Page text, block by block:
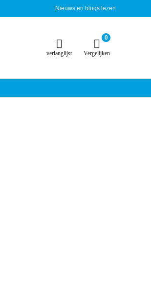
Nieuws en blogs lezen
verlanglijst
0
Vergelijken